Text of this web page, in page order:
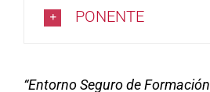
PONENTE
“Entorno Seguro de